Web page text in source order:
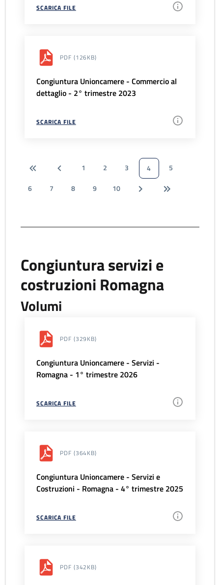
SCARICA FILE
PDF (126KB)
Congiuntura Unioncamere - Commercio al
dettaglio - 2° trimestre 2023
SCARICA FILE
1 2 3 4
5
6
7 8 9 10
Congiuntura servizi e
costruzioni Romagna
Volumi
PDF (329KB)
Congiuntura Unioncamere - Servizi -
Romagna - 1° trimestre 2026
SCARICA FILE
PDF (364KB)
Congiuntura Unioncamere - Servizi e
Costruzioni - Romagna - 4° trimestre 2025
SCARICA FILE
PDF (342KB)